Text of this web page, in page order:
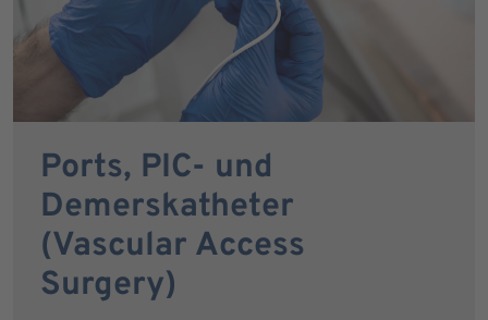
Ports, PIC- und
Demerskatheter
(Vascular Access
Surgery)